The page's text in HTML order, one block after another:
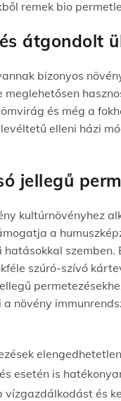
remek bio
átgondolt
bizonyos
meglehetősen haszn
és még a
elleni házi
jellegű
kultúrnövényhez
a
hatásokkal szemben.
szúró-szívó
növény
esetén is
és